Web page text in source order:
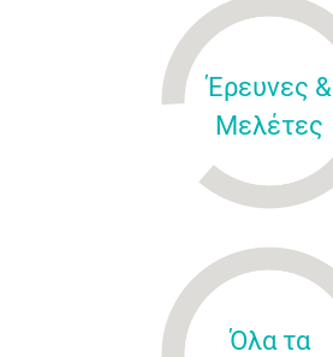
Έρευνες &
Μελέτες
Όλα τα